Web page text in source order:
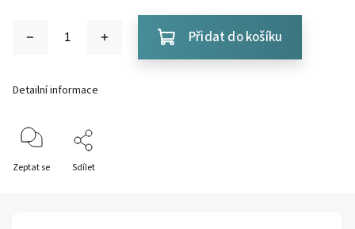
Přidat do košíku
Detailní informace
Zeptat se Sdílet